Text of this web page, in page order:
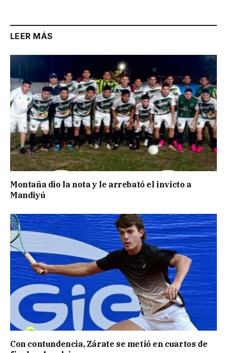
LEER MÁS
Montaña dio la nota y le arrebató el invicto a
Mandiyú
Con contundencia, Zárate se metió en cuartos de